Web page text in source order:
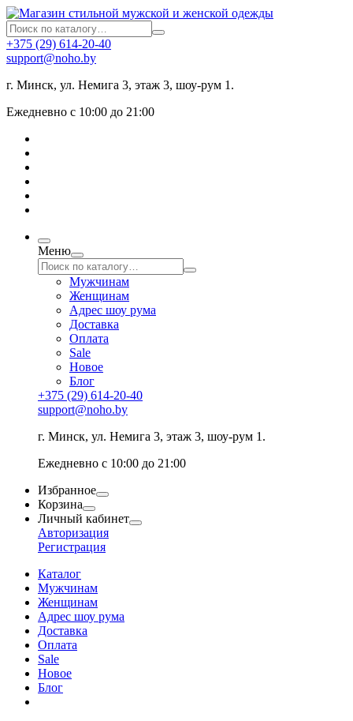
+375 (29) 614-20-40
support@noho.by
г. Минск, ул. Немига 3, этаж 3, шоу-рум 1.
Ежедневно с 10:00 до 21:00
Меню
Мужчинам
Женщинам
Адрес шоу рума
Доставка
Оплата
Sale
Новое
Блог
+375 (29) 614-20-40
support@noho.by
г. Минск, ул. Немига 3, этаж 3, шоу-рум 1.
Ежедневно с 10:00 до 21:00
Избранное
Корзина
Личный кабинет
Авторизация
Регистрация
Каталог
Мужчинам
Женщинам
Адрес шоу рума
Доставка
Оплата
Sale
Новое
Блог